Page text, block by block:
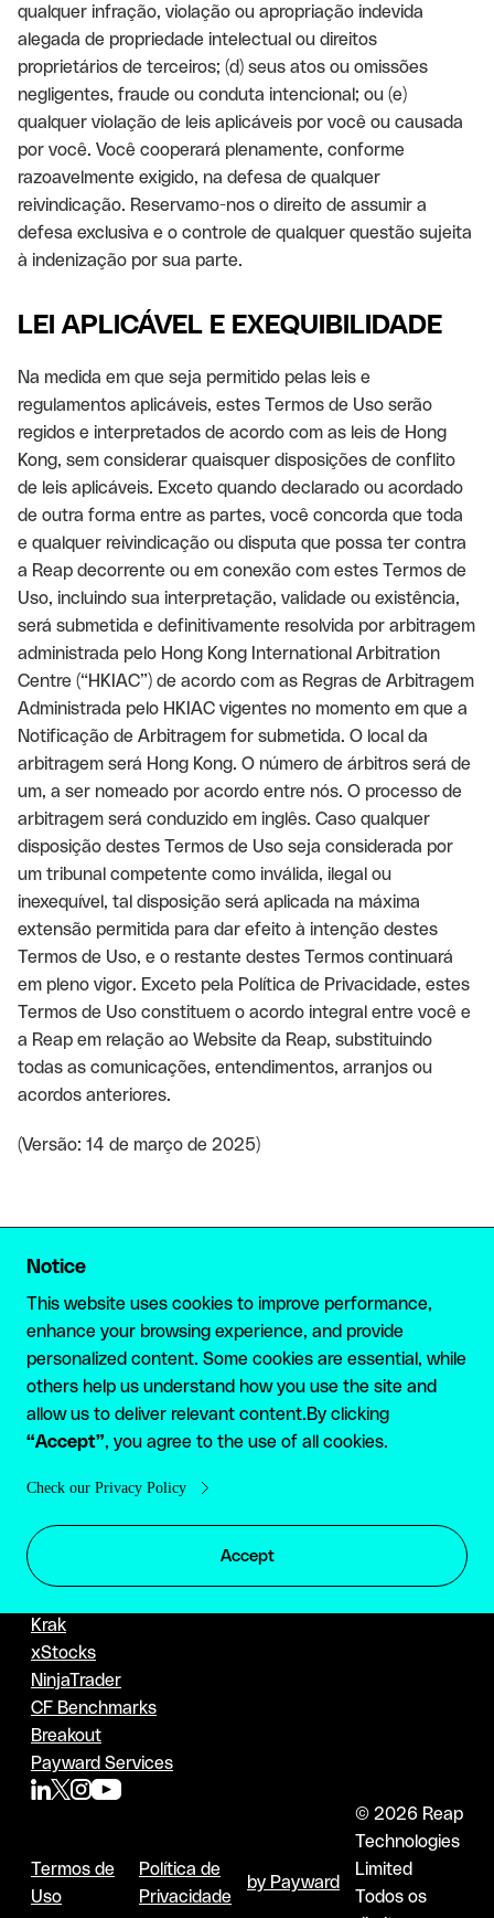
qualquer infração, violação ou apropriação indevida
alegada de propriedade intelectual ou direitos
proprietários de terceiros; (d) seus atos ou omissões
negligentes, fraude ou conduta intencional; ou (e)
qualquer violação de leis aplicáveis por você ou causada
por você. Você cooperará plenamente, conforme
razoavelmente exigido, na defesa de qualquer
reivindicação. Reservamo-nos o direito de assumir a
defesa exclusiva e o controle de qualquer questão sujeita
à indenização por sua parte.
LEI APLICÁVEL E EXEQUIBILIDADE
Na medida em que seja permitido pelas leis e
regulamentos aplicáveis, estes Termos de Uso serão
regidos e interpretados de acordo com as leis de Hong
Kong, sem considerar quaisquer disposições de conflito
de leis aplicáveis. Exceto quando declarado ou acordado
de outra forma entre as partes, você concorda que toda
e qualquer reivindicação ou disputa que possa ter contra
a Reap decorrente ou em conexão com estes Termos de
Uso, incluindo sua interpretação, validade ou existência,
será submetida e definitivamente resolvida por arbitragem
administrada pelo Hong Kong International Arbitration
Centre (“HKIAC”) de acordo com as Regras de Arbitragem
Administrada pelo HKIAC vigentes no momento em que a
Notificação de Arbitragem for submetida. O local da
arbitragem será Hong Kong. O número de árbitros será de
um, a ser nomeado por acordo entre nós. O processo de
arbitragem será conduzido em inglês. Caso qualquer
disposição destes Termos de Uso seja considerada por
um tribunal competente como inválida, ilegal ou
inexequível, tal disposição será aplicada na máxima
extensão permitida para dar efeito à intenção destes
Termos de Uso, e o restante destes Termos continuará
em pleno vigor. Exceto pela Política de Privacidade, estes
Termos de Uso constituem o acordo integral entre você e
a Reap em relação ao Website da Reap, substituindo
todas as comunicações, entendimentos, arranjos ou
acordos anteriores.
(Versão: 14 de março de 2025)
Notice
This website uses cookies to improve performance,
enhance your browsing experience, and provide
personalized content. Some cookies are essential, while
others help us understand how you use the site and
allow us to deliver relevant content.By clicking
“Accept”, you agree to the use of all cookies.
Check our Privacy Policy
Accept
Finanças Sem Fronteiras
Stablecoin Nativa
Conta Global
API de Pagamento
Sobre Nós
PAYWARD FAMILY
Kraken
Krak
xStocks
NinjaTrader
CF Benchmarks
Breakout
Payward Services
Termos de
Uso
Política de
Privacidade
by Payward
© 2026 Reap
Technologies
Limited
Todos os